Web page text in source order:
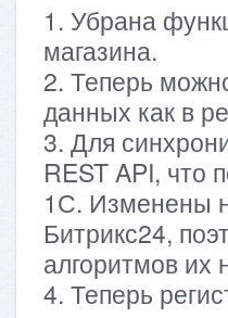
1. Убрана
магазина.
2. Теперь
данных как в
3. Для
REST API, что
1С. Изменены
Битрикс24,
алгоритмов их
4. Теперь